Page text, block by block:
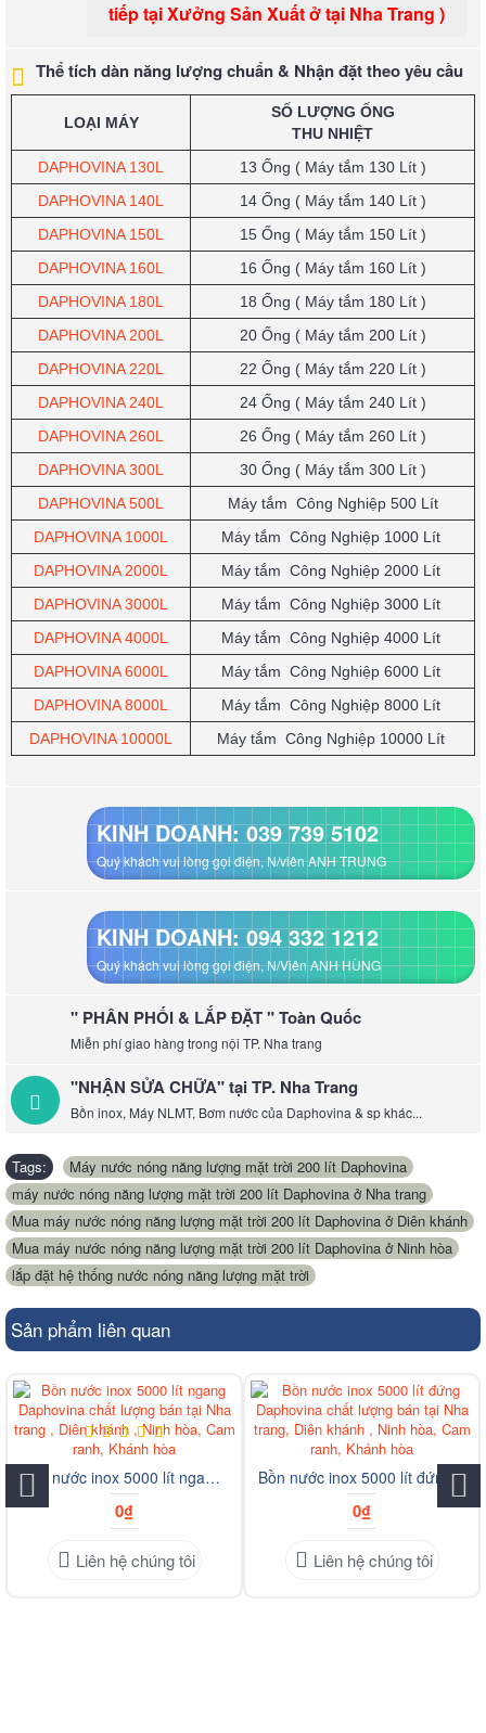
tiếp tại Xưởng Sản Xuất ở tại Nha Trang )
Thể tích dàn năng lượng chuẩn & Nhận đặt theo yêu cầu
LOẠI MÁY
SỐ LƯỢNG ỐNG
THU NHIỆT
DAPHOVINA 130L
13 Ống ( Máy tắm 130 Lít )
DAPHOVINA 140L
14 Ống ( Máy tắm 140 Lít )
DAPHOVINA 150L
15 Ống ( Máy tắm 150 Lít )
DAPHOVINA 160L
16 Ống ( Máy tắm 160 Lít )
DAPHOVINA 180L
18 Ống ( Máy tắm 180 Lít )
DAPHOVINA 200L
20 Ống ( Máy tắm 200 Lít )
DAPHOVINA 220L
22 Ống ( Máy tắm 220 Lít )
DAPHOVINA 240L
24 Ống ( Máy tắm 240 Lít )
DAPHOVINA 260L
26 Ống ( Máy tắm 260 Lít )
DAPHOVINA 300L
30 Ống ( Máy tắm 300 Lít )
DAPHOVINA 500L
Máy tắm Công Nghiệp500 Lít
DAPHOVINA 1000L
Máy tắm Công Nghiệp1000 Lít
DAPHOVINA 2000L
Máy tắm Công Nghiệp2000 Lít
DAPHOVINA 3000L
Máy tắm Công Nghiệp3000 Lít
DAPHOVINA 4000L
Máy tắm Công Nghiệp4000 Lít
DAPHOVINA 6000L
Máy tắm Công Nghiệp6000 Lít
DAPHOVINA 8000L
Máy tắm Công Nghiệp8000 Lít
DAPHOVINA 10000L
Máy tắm Công Nghiệp10000 Lít
KINH DOANH: 039 739 5102
Quý khách vui lòng gọi điện, N/viên ANH TRUNG
KINH DOANH: 094 332 1212
Quý khách vui lòng gọi điện, N/Viên ANH HÙNG
" PHÂN PHỐI & LẮP ĐẶT " Toàn Quốc
Miễn phí giao hàng trong nội TP. Nha trang
"NHẬN SỬA CHỮA" tại TP. Nha Trang
Bồn inox, Máy NLMT, Bơm nước của Daphovina & sp khác...
Tags: Máy nước nóng năng lượng mặt trời 200 lít Daphovina
máy nước nóng năng lượng mặt trời 200 lít Daphovina ở Nha trang
Mua máy nước nóng năng lượng mặt trời 200 lít Daphovina ở Diên khánh
Mua máy nước nóng năng lượng mặt trời 200 lít Daphovina ở Ninh hòa
lắp đặt hệ thống nước nóng năng lượng mặt trời
Sản phẩm liên quan
Bồn nước inox 5000 lít ngang Daphovina chất lượng bán tại Nha trang , Diên khánh , Ninh hòa, Cam ranh, Khánh hòa
0₫
Liên hệ chúng tôi
Bồn nước inox 5000 lít đứng Daphovina chất lượng bán tại Nha trang, Diên khánh , Ninh hòa, Cam ranh, Khánh hòa
0₫
Liên hệ chúng tôi